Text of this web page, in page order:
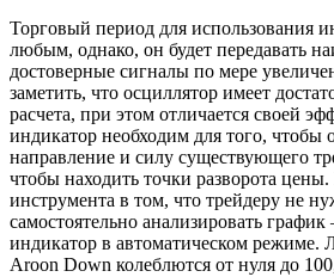
Торговый период для использования
любым, однако, он будет передавать
достоверные сигналы по мере
заметить, что осциллятор имеет
расчета, при этом отличается своей
индикатор необходим для того, чтобы
направление и силу существующего
чтобы находить точки разворота
инструмента в том, что трейдеру не
самостоятельно анализировать график
индикатор в автоматическом
Aroon Down колеблются от нуля до